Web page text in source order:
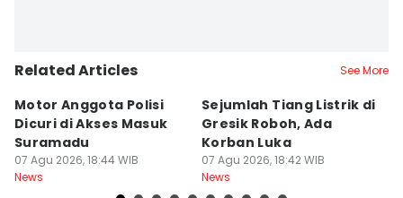
Related Articles See More
Motor Anggota Polisi
Dicuri di Akses Masuk
Suramadu
07 Agu 2026, 18:44 WIB
News
Sejumlah Tiang Listrik di
Gresik Roboh, Ada
Korban Luka
07 Agu 2026, 18:42 WIB
News